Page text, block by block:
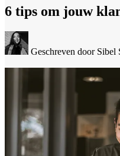
6 tips om jouw
Geschreven door Sibel